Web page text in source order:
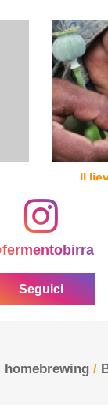
Il
lievito
fa
la
birra...
e
anche
la
morfina!
Il
Seguici
homebrewing /